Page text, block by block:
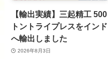
【輸出実績】三起精工 500
トントライプレスをインド
へ輸出しました
2026年8月3日